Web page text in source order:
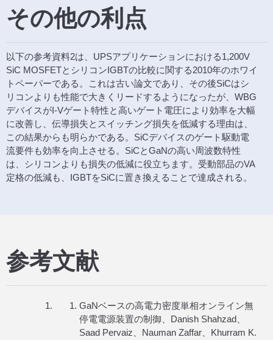
その他の利点
以下の参考資料2は、UPSアプリケーションにおける1,200V
SiC MOSFETとシリコンIGBTの比較に関する2010年のホワイ
トペーパーである。これは古い論文であり、その後SiCはシ
リコンよりも性能で大きくリードするようになったが、WBG
デバイスがI-Vゲート特性と高いゲート電圧により効率を大幅
に改善し、伝導損失とスイッチング損失を低減する理由は、
この結果からも明らかである。SiCデバイスのゲート駆動電
流要件も効率を向上させる。SiCとGaNの高い周波数特性
は、シリコンよりも損失の低減に役立ちます。受動部品のVA
定格の低減も、IGBTをSiCに置き換えることで達成される。
参考文献
GaNベースの高電力密度単相オンライン無
停電電源装置の制御、Danish Shahzad、
Saad Pervaiz、Nauman Zaffar、Khurram K.